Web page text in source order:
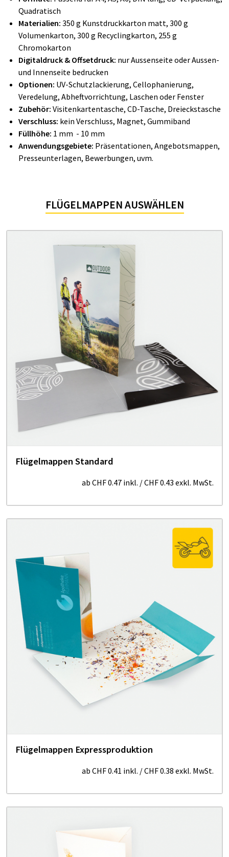
Quadratisch
Materialien: 350 g Kunstdruckkarton matt, 300 g
Volumenkarton, 300 g Recyclingkarton, 255 g
Chromokarton
Digitaldruck & Offsetdruck: nur Aussenseite oder Aussen-
und Innenseite bedrucken
Optionen: UV-Schutzlackierung, Cellophanierung,
Veredelung, Abheftvorrichtung, Laschen oder Fenster
Zubehör: Visitenkartentasche, CD-Tasche, Dreieckstasche
Verschluss: kein Verschluss, Magnet, Gummiband
Füllhöhe: 1 mm - 10 mm
Anwendungsgebiete: Präsentationen, Angebotsmappen,
Presseunterlagen, Bewerbungen, uvm.
FLÜGELMAPPEN AUSWÄHLEN
Flügelmappen Standard
ab CHF 0.47 inkl. /CHF 0.43 exkl. MwSt.
Flü­­gel­­ma­p­­pen Ex­­pres­s­­produktion
ab CHF 0.41 inkl. /CHF 0.38 exkl. MwSt.